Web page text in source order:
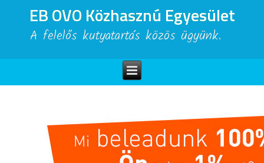
EB OVO Közhasznú Egyesület
A felelős kutyatartás közös ügyünk.